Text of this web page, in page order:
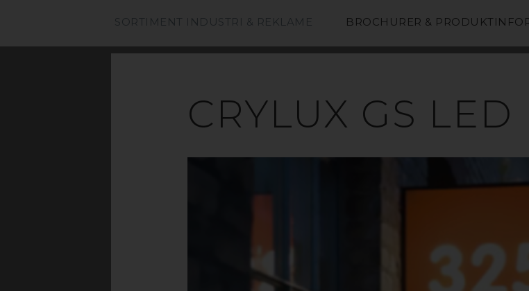
SORTIMENT INDUSTRI & REKLAME BROCHURER &
CRYLUX GS LED
AKRYL/
HVAD ER
Akryl er et alsidigt materiale, som mange sætter pris
slagfasthed og UV-stabilitet. Akrylplader i plexiglas
fremstilles i en ekstruder, og akryl GS støbes mellem to
helt farveløst, men det kan indfarves til en uendelig